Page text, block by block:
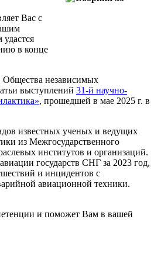
Вас с
в конце
независимых
выступлений 31-й научно-
, прошедшей в мае 2025 г. в
известных ученых и ведущих
из Межгосударственного
институтов и организаций.
государств СНГ за 2023 год,
и инцидентов с
авиационной техники.
и поможет Вам в вашей